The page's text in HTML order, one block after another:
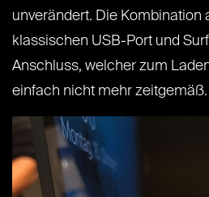
unverändert. Die Kombination
klassischen USB-Port und
Anschluss, welcher zum
einfach nicht mehr zeitgemäß.